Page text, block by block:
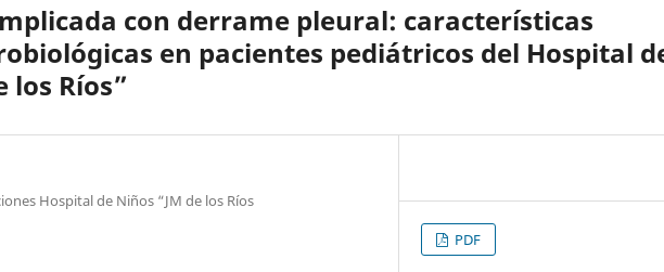
con derrame pleural: características
en pacientes pediátricos del Hospital
los Ríos”
Hospital de Niños “JM de los Ríos
PDF